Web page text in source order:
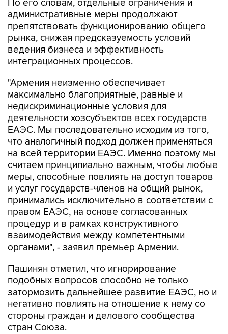
По его словам, отдельные ограничения и
административные меры продолжают
препятствовать функционированию общего
рынка, снижая предсказуемость условий
ведения бизнеса и эффективность
интеграционных процессов.
"Армения неизменно обеспечивает
максимально благоприятные, равные и
недискриминационные условия для
деятельности хозсубъектов всех государств
ЕАЭС. Мы последовательно исходим из того,
что аналогичный подход должен применяться
на всей территории ЕАЭС. Именно поэтому мы
считаем принципиально важным, чтобы любые
меры, способные повлиять на доступ товаров
и услуг государств-членов на общий рынок,
принимались исключительно в соответствии с
правом ЕАЭС, на основе согласованных
процедур и в рамках конструктивного
взаимодействия между компетентными
органами", - заявил премьер Армении.
Пашинян отметил, что игнорирование
подобных вопросов способно не только
затормозить дальнейшее развитие ЕАЭС, но и
негативно повлиять на отношение к нему со
стороны граждан и делового сообщества
стран Союза.